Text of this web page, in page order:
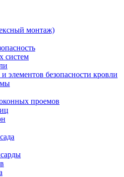
монтаж)
систем
элементов безопасности кровли
проемов